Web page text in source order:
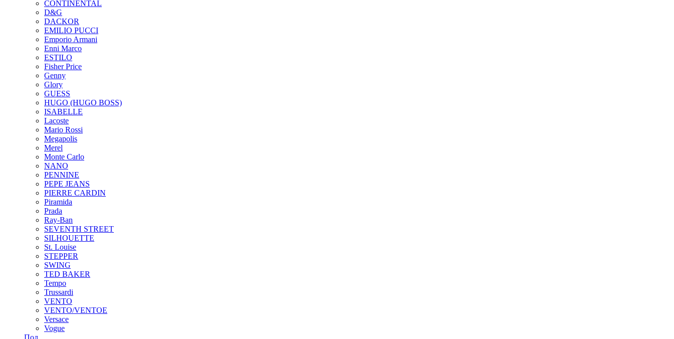
CONTINENTAL
D&G
DACKOR
EMILIO PUCCI
Emporio Armani
Enni Marco
ESTILO
Fisher Price
Genny
Glory
GUESS
HUGO (HUGO BOSS)
ISABELLE
Lacoste
Mario Rossi
Megapolis
Merel
Monte Carlo
NANO
PENNINE
PEPE JEANS
PIERRE CARDIN
Piramida
Prada
Ray-Ban
SEVENTH STREET
SILHOUETTE
St. Louise
STEPPER
SWING
TED BAKER
Tempo
Trussardi
VENTO
VENTO/VENTOE
Versace
Vogue
Пол